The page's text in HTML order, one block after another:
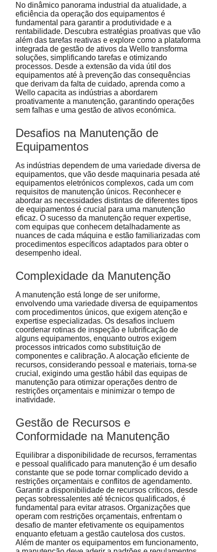
No dinâmico panorama industrial da atualidade, a
eficiência da operação dos equipamentos é
fundamental para garantir a produtividade e a
rentabilidade. Descubra estratégias proativas que vão
além das tarefas reativas e explore como a plataforma
integrada de gestão de ativos da Wello transforma
soluções, simplificando tarefas e otimizando
processos. Desde a extensão da vida útil dos
equipamentos até à prevenção das consequências
que derivam da falta de cuidado, aprenda como a
Wello capacita as indústrias a abordarem
proativamente a manutenção, garantindo operações
sem falhas e uma gestão de ativos económica.
Desafios na Manutenção de
Equipamentos
As indústrias dependem de uma variedade diversa de
equipamentos, que vão desde maquinaria pesada até
equipamentos eletrónicos complexos, cada um com
requisitos de manutenção únicos. Reconhecer e
abordar as necessidades distintas de diferentes tipos
de equipamentos é crucial para uma manutenção
eficaz. O sucesso da manutenção requer expertise,
com equipas que conhecem detalhadamente as
nuances de cada máquina e estão familiarizadas com
procedimentos específicos adaptados para obter o
desempenho ideal.
Complexidade da Manutenção
A manutenção está longe de ser uniforme,
envolvendo uma variedade diversa de equipamentos
com procedimentos únicos, que exigem atenção e
expertise especializadas. Os desafios incluem
coordenar rotinas de inspeção e lubrificação de
alguns equipamentos, enquanto outros exigem
processos intricados como substituição de
componentes e calibração. A alocação eficiente de
recursos, considerando pessoal e materiais, torna-se
crucial, exigindo uma gestão hábil das equipas de
manutenção para otimizar operações dentro de
restrições orçamentais e minimizar o tempo de
inatividade.
Gestão de Recursos e
Conformidade na Manutenção
Equilibrar a disponibilidade de recursos, ferramentas
e pessoal qualificado para manutenção é um desafio
constante que se pode tornar complicado devido a
restrições orçamentais e conflitos de agendamento.
Garantir a disponibilidade de recursos críticos, desde
peças sobressalentes até técnicos qualificados, é
fundamental para evitar atrasos. Organizações que
operam com restrições orçamentais, enfrentam o
desafio de manter efetivamente os equipamentos
enquanto efetuam a gestão cautelosa dos custos.
Além de manter os equipamentos em funcionamento,